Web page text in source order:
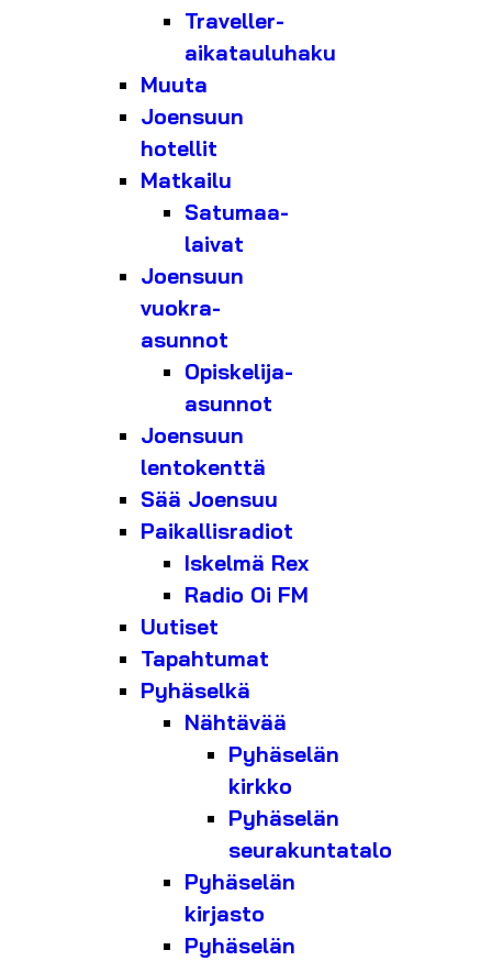
Traveller-
aikatauluhaku
Muuta
Joensuun
hotellit
Matkailu
Satumaa-
laivat
Joensuun
vuokra-
asunnot
Opiskelija-
asunnot
Joensuun
lentokenttä
Sää Joensuu
Paikallisradiot
Iskelmä Rex
Radio Oi FM
Uutiset
Tapahtumat
Pyhäselkä
Nähtävää
Pyhäselän
kirkko
Pyhäselän
seurakuntatalo
Pyhäselän
kirjasto
Pyhäselän